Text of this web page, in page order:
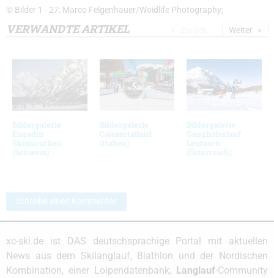
© Bilder 1 - 27: Marco Felgenhauer/Woidlife Photography;
VERWANDTE ARTIKEL
Bildergalerie
Engadin
Skimarathon
(Schweiz)
Bildergalerie
Gsiesertallauf
(Italien)
Bildergalerie
Ganghoferlauf
Leutasch
(Österreich)
Weiter
Schreibe einen Kommentar
xc-ski.de ist DAS deutschsprachige Portal mit aktuellen
News aus dem Skilanglauf, Biathlon und der Nordischen
Kombination, einer Loipendatenbank,
Langlauf-Community